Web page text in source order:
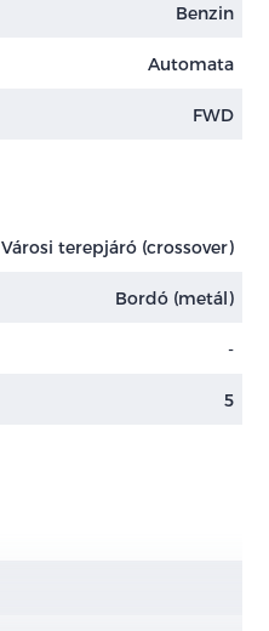
Benzin
Automata
FWD
Városi terepjáró (crossover)
Bordó (metál)
-
5